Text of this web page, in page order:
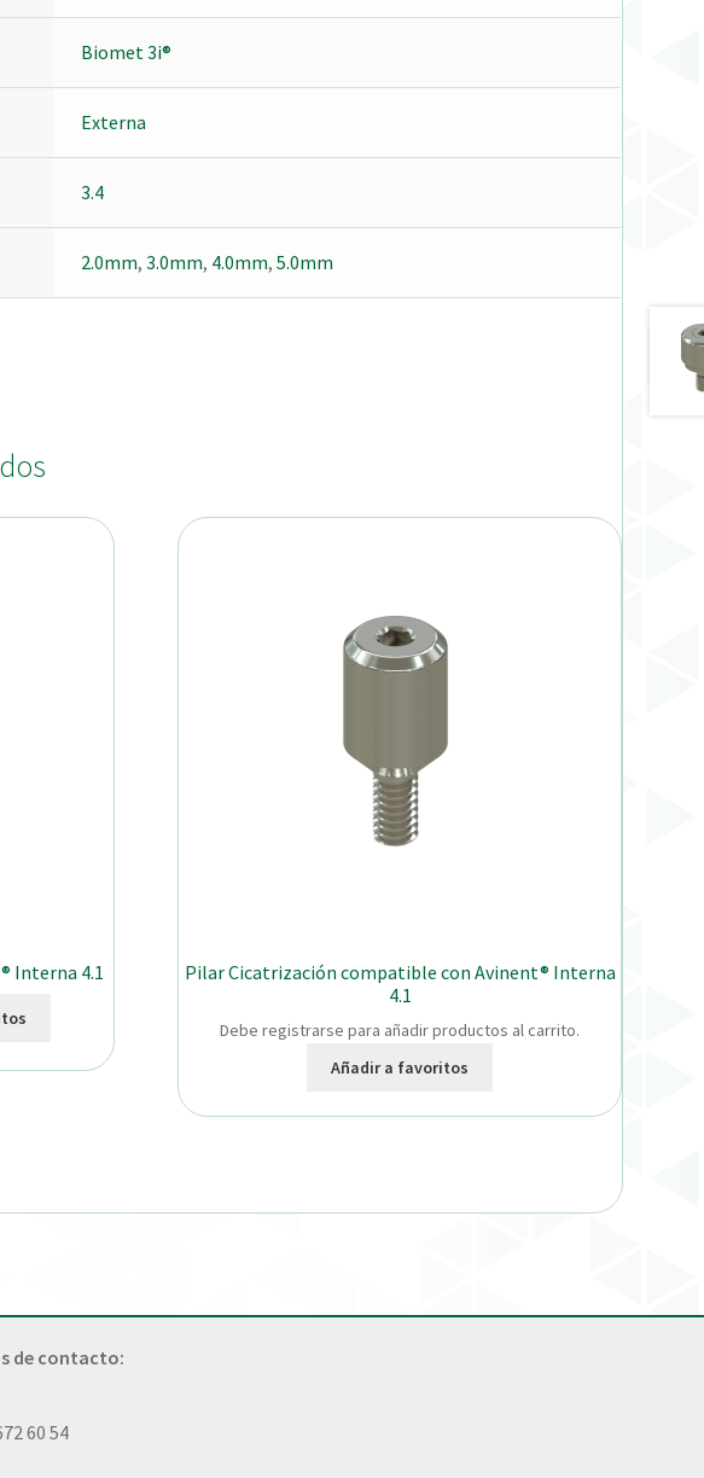
Biomet 3i®
Externa
3.4
2.0mm, 3.0mm, 4.0mm, 5.0mm
Interna 4.1
Pilar Cicatrización compatible con Avinent® Interna
4.1
Debe registrarse para añadir productos al carrito.
Añadir a favoritos
de contacto:
60 54